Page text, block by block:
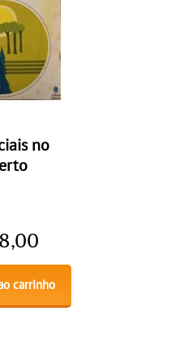
no
carrinho